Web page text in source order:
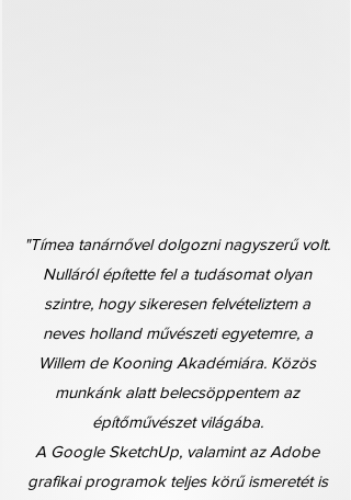
​"Tímea tanárnővel dolgozni nagyszerű volt.
Nulláról építette fel a tudásomat olyan
szintre, hogy sikeresen felvételiztem a
neves holland művészeti egyetemre, a
Willem de Kooning Akadémiára. Közös
munkánk alatt belecsöppentem az
építőművészet világába.
A Google SketchUp, valamint az Adobe
grafikai programok teljes körű ismeretét is